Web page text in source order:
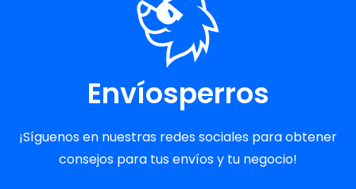
Envíosperros
¡Síguenos en nuestras redes sociales para obtener
consejos para tus envíos y tu negocio!